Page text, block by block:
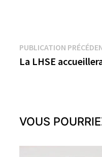
Navigation
de
PUBLICATION
La LHSE
VOUS